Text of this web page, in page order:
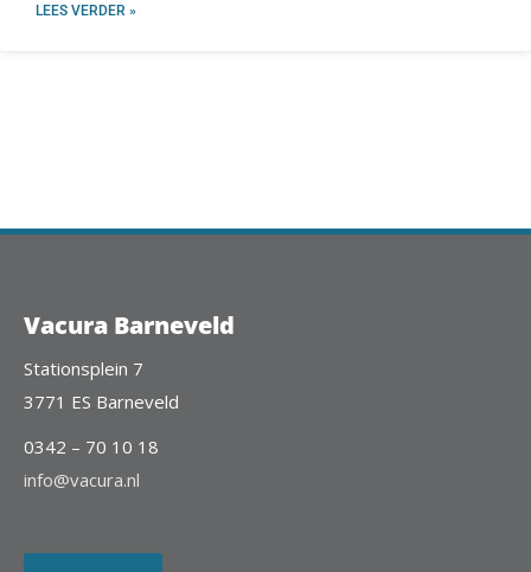
LEES VERDER »
Vacura Barneveld
Stationsplein 7
3771 ES Barneveld
0342 – 70 10 18
info@vacura.nl